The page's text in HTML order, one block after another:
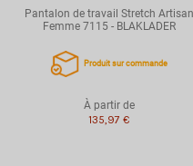
Pantalon de travail Stretch Artisan
Femme 7115 - BLAKLADER
Produit sur commande
À partir de
135,97 €